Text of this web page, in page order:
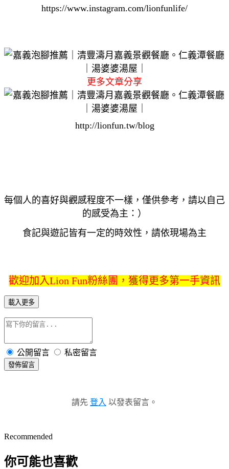
https://www.instagram.com/lionfunlife/
更多文章分享
http://lionfun.tw/blog
每個人的喜好與觀感程度不一樣，僅供參考，請以自己
的感受為主：）
食記與遊記皆有一定的時效性，請依現場為主
歡迎加入Lion Fun粉絲團，獲得更多第一手資訊
載入更多
公開留言 私密留言
發佈留言
請先 登入 以發表留言。
Recommended
你可能也喜歡